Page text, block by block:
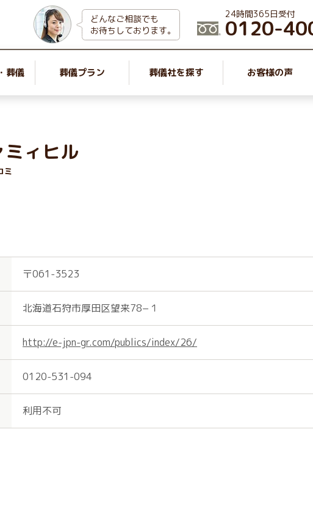
どんなご相談でも
お待ちしております。
24時間365日受付
0120-
葬儀 葬儀プラン 葬儀社を探す お客様の声
ィヒル
ミ
〒061-3523
北海道石狩市厚田区望来78−１
http://e-jpn-gr.com/publics/index/26/
0120-531-094
利用不可